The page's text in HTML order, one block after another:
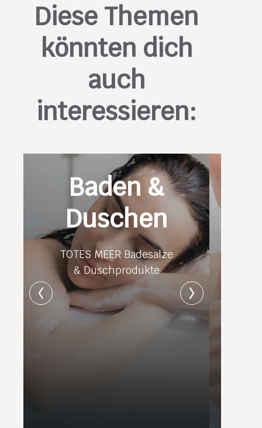
Diese Themen
könnten dich
auch
interessieren:
Baden &
Duschen
TOTES MEER Badesalze
& Duschprodukte